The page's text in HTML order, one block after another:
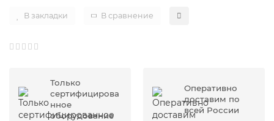
В закладки В сравнение
Только
сертифицирова
нное
оборудование
Оперативно
доставим по
всей России